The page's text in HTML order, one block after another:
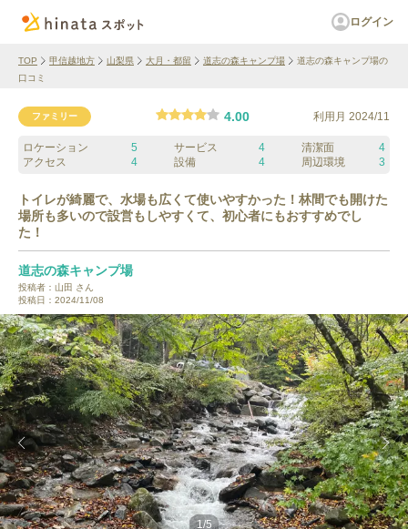
ログイン
TOP 甲信越地方 山梨県 大月・都留 道志の森キャンプ場
道志の森キャンプ場の
口コミ
ファミリー 4.00 利用月 2024/11
ロケーション 5 サービス 4 清潔面
4
アクセス
4 設備 4 周辺環境 3
トイレが綺麗で、水場も広くて使いやすかった！林間でも開けた
場所も多いので設営もしやすくて、初心者にもおすすめでし
た！
道志の森キャンプ場
投稿者： 山田 さん
投稿日： 2024/11/08
1/5